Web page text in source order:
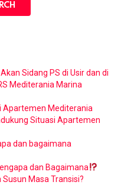
Sidang PS di Usir dan di
Mediterania Marina
Apartemen Mediterania
Situasi Apartemen
dan bagaimana
dan Bagaimana
Masa Transisi?